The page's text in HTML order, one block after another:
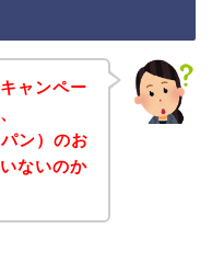
ャンペー
ン）のお
ないのか